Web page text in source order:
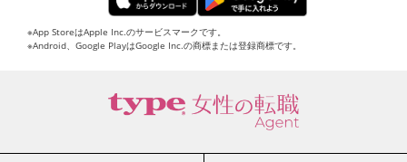
※App StoreはApple Inc.のサービスマークです。
※Android、Google PlayはGoogle Inc.の商標または登録商標です。